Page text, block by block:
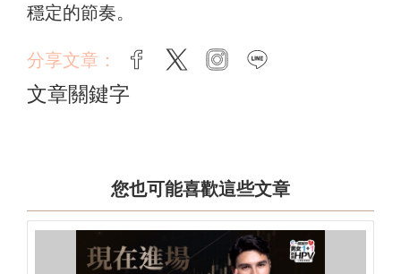
穩定的節奏。
分享文章： facebook
twitter instagram
文章關鍵字
您也可能喜歡這些文章